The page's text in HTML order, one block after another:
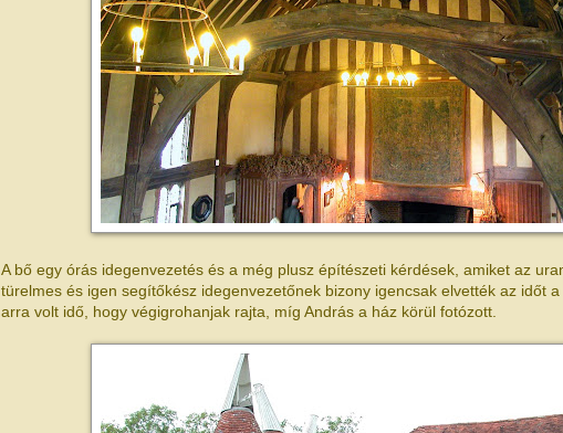
A bő egy órás idegenvezetés és a még plusz építészeti kérdések, amiket az
türelmes és igen segítőkész idegenvezetőnek bizony igencsak elvették az időt a
arra volt idő, hogy végigrohanjak rajta, míg András a ház körül fotózott.